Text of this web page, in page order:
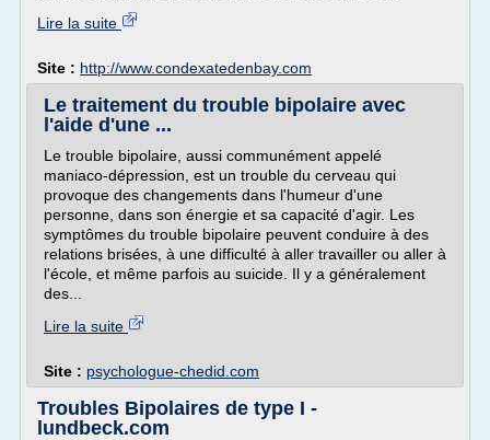
Lire la suite
Site : http://www.condexatedenbay.com
Le traitement du trouble bipolaire avec
l'aide d'une ...
Le trouble bipolaire, aussi communément appelé
maniaco-dépression, est un trouble du cerveau qui
provoque des changements dans l'humeur d'une
personne, dans son énergie et sa capacité d'agir. Les
symptômes du trouble bipolaire peuvent conduire à des
relations brisées, à une difficulté à aller travailler ou aller à
l'école, et même parfois au suicide. Il y a généralement
des...
Lire la suite
Site : psychologue-chedid.com
Troubles Bipolaires de type I -
lundbeck.com